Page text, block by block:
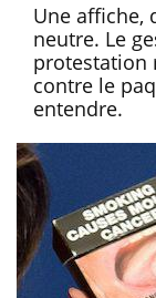
Une affiche,
neutre. Le
protestation
contre le
entendre.